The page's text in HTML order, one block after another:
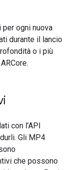
ogni nuova
durante il lancio
o i più
con l'API
Gli MP4
che possono